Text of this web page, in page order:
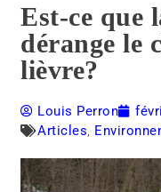
Est-ce que
dérange le
lièvre?
Louis Perron
Articles,